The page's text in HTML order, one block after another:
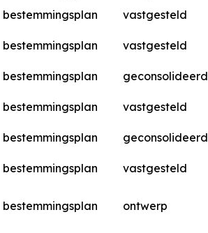
bestemmingsplan vastgesteld
bestemmingsplan vastgesteld
bestemmingsplan geconsolideerd
bestemmingsplan vastgesteld
bestemmingsplan geconsolideerd
bestemmingsplan vastgesteld
bestemmingsplan ontwerp